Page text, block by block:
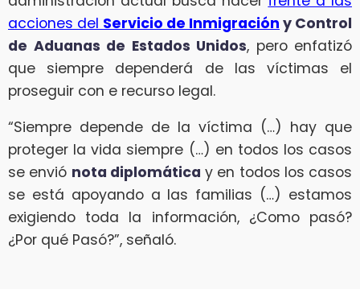
acciones del Servicio de Inmigración y Control
de Aduanas de Estados Unidos, pero enfatizó
que siempre dependerá de las víctimas el
proseguir con e recurso legal.
“Siempre depende de la víctima (…) hay que
proteger la vida siempre (…) en todos los casos
se envió nota diplomática y en todos los casos
se está apoyando a las familias (…) estamos
exigiendo toda la información, ¿Como pasó?
¿Por qué Pasó?”, señaló.